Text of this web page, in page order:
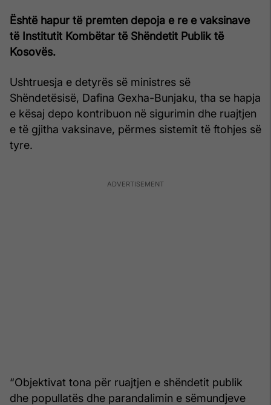
Është hapur të premten depoja e re e vaksinave
të Institutit Kombëtar të Shëndetit Publik të
Kosovës.
Ushtruesja e detyrës së ministres së
Shëndetësisë, Dafina Gexha-Bunjaku, tha se hapja
e kësaj depo kontribuon në sigurimin dhe ruajtjen
e të gjitha vaksinave, përmes sistemit të ftohjes së
tyre.
“Objektivat tona për ruajtjen e shëndetit publik
dhe popullatës dhe parandalimin e sëmundjeve